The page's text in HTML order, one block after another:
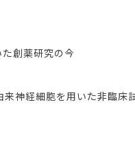
創薬研究の今
神経細胞を用いた非臨床